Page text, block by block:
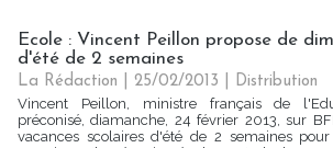
Ecole : Vincent Peillon propose de
d'été de 2 semaines
La Rédaction | 25/02/2013
Distribution
Vincent Peillon, ministre français de
préconisé, diamanche, 24 février 2013, sur
vacances scolaires d'été de 2 semaines